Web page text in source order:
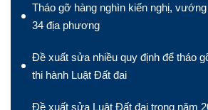
Tháo gỡ hàng nghìn kiến nghị,
34 địa phương
Đề xuất sửa nhiều quy định để tháo
thi hành Luật Đất đai
Đề xuất sửa Luật Đất đai trong năm